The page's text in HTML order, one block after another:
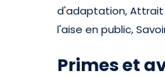
d'adaptation, Attrait
l'aise en public,
Primes et